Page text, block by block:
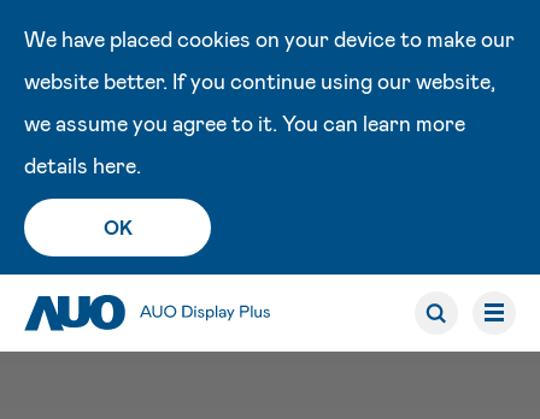
We have placed cookies on your device to make our
website better. If you continue using our website,
we assume you agree to it. You can learn more
details here.
OK